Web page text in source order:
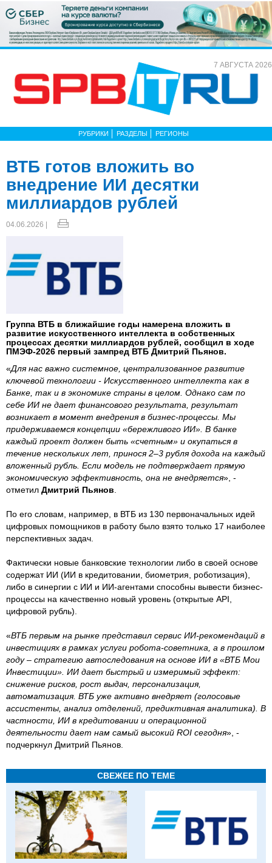
7 АВГУСТА 2026
РУБРИКИ РАЗДЕЛЫ РЕГИОНЫ
ВТБ готов вложить во
внедрение ИИ десятки
миллиардов рублей
04.06.2026 |
Группа ВТБ в ближайшие годы намерена вложить в
развитие искусственного интеллекта в собственных
процессах десятки миллиардов рублей, сообщил в ходе
ПМЭФ-2026 первый зампред ВТБ Дмитрий Пьянов.
«Для нас важно системное, централизованное развитие
ключевой технологии - Искусственного интеллекта как в
Банке, так и в экономике страны в целом. Однако сам по
себе ИИ не дает финансового результата, результат
возникает в момент внедрения в бизнес-процессы. Мы
придерживаемся концепции «бережливого ИИ». В банке
каждый проект должен быть «счетным» и окупаться в
течение нескольких лет, принося 2–3 рубля дохода на каждый
вложенный рубль. Если модель не подтверждает прямую
экономическую эффективность, она не внедряется», -
отметил Дмитрий Пьянов
По его словам, например, в ВТБ из 130 первоначальных идей
цифровых помощников в работу было взято только 17 наиболее
перспективных задач.
Фактически новые банковские технологии либо в своей основе
содержат ИИ (ИИ в кредитовании, биометрия, роботизация),
либо в синергии с ИИ и ИИ-агентами способны вывести бизнес-
процессы на качественно новый уровень (открытые API,
цифровой рубль).
«ВТБ первым на рынке представил сервис ИИ-рекомендаций в
инвестициях в рамках услуги робота-советника, а в прошлом
году – стратегию автоследования на основе ИИ в «ВТБ Мои
Инвестиции». ИИ дает быстрый и измеримый эффект:
снижение рисков, рост выдач, персонализация,
автоматизация. ВТБ уже активно внедряет (голосовые
ассистенты, анализ отделений, предиктивная аналитика). В
частности, ИИ в кредитовании и операционной
деятельности дает нам самый высокий ROI сегодня», -
подчеркнул Дмитрий Пьянов.
СВЕЖЕЕ ПО ТЕМЕ